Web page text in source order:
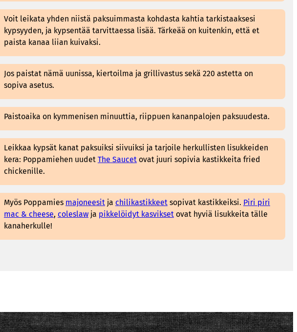
Voit leikata yhden niistä paksuimmasta kohdasta kahtia tarkistaaksesi
kypsyyden, ja kypsentää tarvittaessa lisää. Tärkeää on kuitenkin, että et
paista kanaa liian kuivaksi.
Jos paistat nämä uunissa, kiertoilma ja grillivastus sekä 220 astetta on
sopiva asetus.
Paistoaika on kymmenisen minuuttia, riippuen kananpalojen paksuudesta.
Leikkaa kypsät kanat paksuiksi siivuiksi ja tarjoile herkullisten lisukkeiden
kera: Poppamiehen uudet The Saucet ovat juuri sopivia kastikkeita fried
chickenille.
Myös Poppamies majoneesit ja chilikastikkeet sopivat kastikkeiksi. Piri piri
mac & cheese, coleslaw ja pikkelöidyt kasvikset ovat hyviä lisukkeita tälle
kanaherkulle!